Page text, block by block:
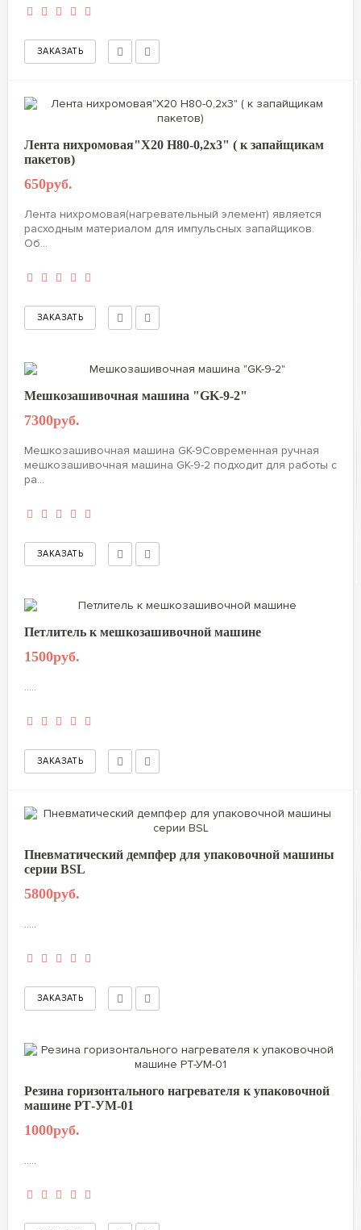
Лента нихромовая"Х20 Н80-0,2х3" ( к запайщикам
пакетов)
650руб.
Лента нихромовая(нагревательный элемент) является
расходным материалом для импульсных запайщиков.
Об...
Мешкозашивочная машина "GK-9-2"
7300руб.
Мешкозашивочная машина GK-9Современная ручная
мешкозашивочная машина GK-9-2 подходит для работы с
ра...
Петлитель к мешкозашивочной машине
1500руб.
.....
Пневматический демпфер для упаковочной машины
серии BSL
5800руб.
.....
Резина горизонтального нагревателя к упаковочной
машине РТ-УМ-01
1000руб.
.....